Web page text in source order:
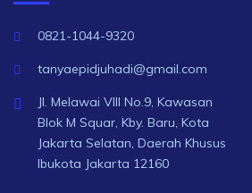
0821-1044-9320
tanyaepidjuhadi@gmail.com
Jl. Melawai VIII No.9, Kawasan
Blok M Squar, Kby. Baru, Kota
Jakarta Selatan, Daerah Khusus
Ibukota Jakarta 12160